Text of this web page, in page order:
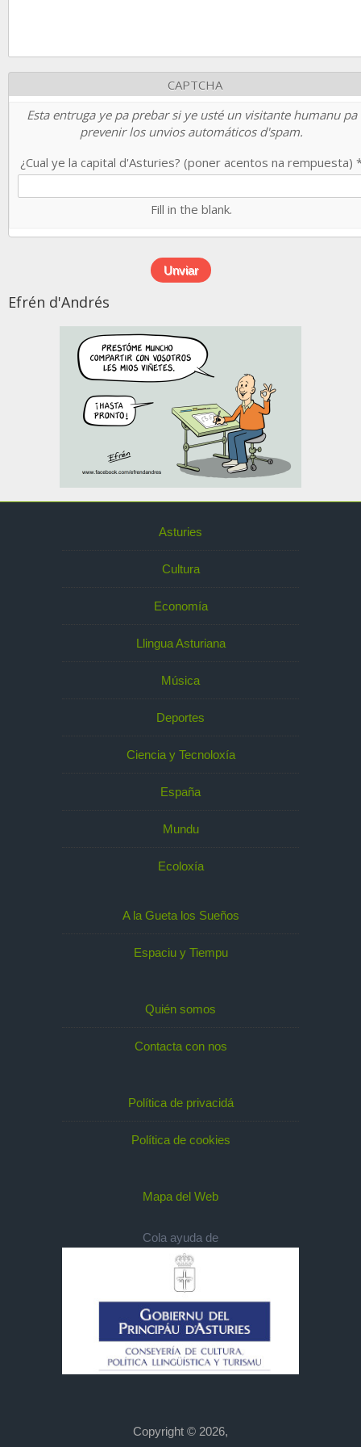
CAPTCHA
Esta entruga ye pa prebar si ye usté un visitante humanu pa
prevenir los unvios automáticos d'spam.
¿Cual ye la capital d'Asturies? (poner acentos na rempuesta)
Fill in the blank.
Efrén d'Andrés
Asturies
Cultura
Economía
Llingua Asturiana
Música
Deportes
Ciencia y Tecnoloxía
España
Mundu
Ecoloxía
A la Gueta los Sueños
Espaciu y Tiempu
Quién somos
Contacta con nos
Política de privacidá
Política de cookies
Mapa del Web
Cola ayuda de
Copyright © 2026,